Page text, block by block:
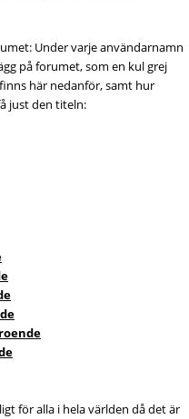
Under varje användarnamn
på forumet, som en kul grej
här nedanför, samt hur
just den titeln:
för alla i hela världen då det är